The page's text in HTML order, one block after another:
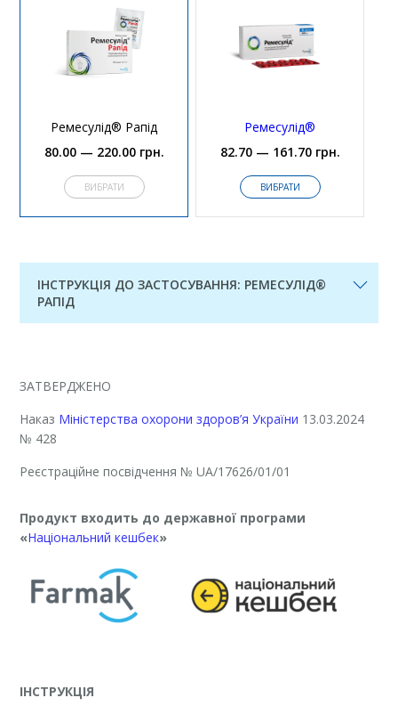
Ремесулід® Рапід
80.00 — 220.00 грн.
ВИБРАТИ
Ремесулід®
82.70 — 161.70 грн.
ВИБРАТИ
ІНСТРУКЦІЯ ДО ЗАСТОСУВАННЯ: РЕМЕСУЛІД®
РАПІД
ЗАТВЕРДЖЕНО
Наказ Міністерства охорони здоров’я України 13.03.2024
№ 428
Реєстраційне посвідчення № UA/17626/01/01
Продукт входить до державної програми
«Національний кешбек»
ІНСТРУКЦІЯ